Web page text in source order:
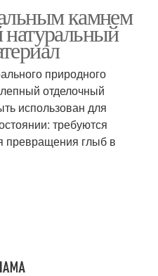
камнем
природного
отделочный
использован для
требуются
превращения глыб в